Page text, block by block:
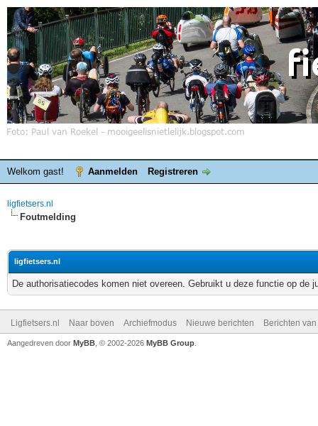
Welkom gast! Aanmelden Registreren
ligfietsers.nl
Foutmelding
ligfietsers.nl
De authorisatiecodes komen niet overeen. Gebruikt u deze functie op de
Ligfietsers.nl Naar boven Archiefmodus Nieuwe berichten Berichten
Aangedreven door MyBB , © 2002-2026 MyBB Group